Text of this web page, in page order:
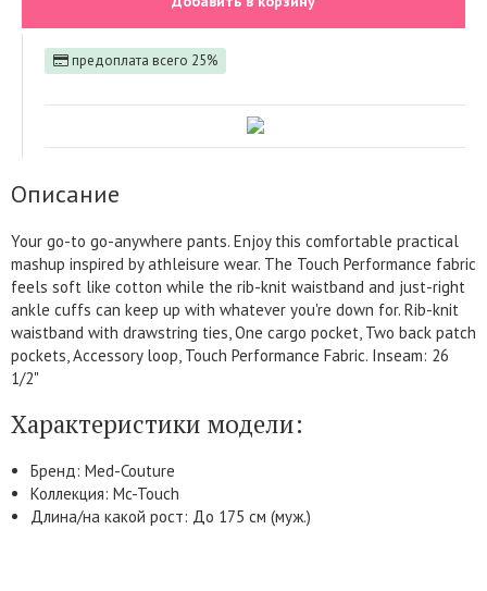
предоплата всего 25%
Описание
Your go-to go-anywhere pants. Enjoy this comfortable practical
mashup inspired by athleisure wear. The Touch Performance fabric
feels soft like cotton while the rib-knit waistband and just-right
ankle cuffs can keep up with whatever you're down for. Rib-knit
waistband with drawstring ties, One cargo pocket, Two back patch
pockets, Accessory loop, Touch Performance Fabric. Inseam: 26
1/2"
Характеристики модели:
Бренд: Med-Couture
Коллекция: Mc-Touch
Длина/на какой рост: До 175 см (муж.)